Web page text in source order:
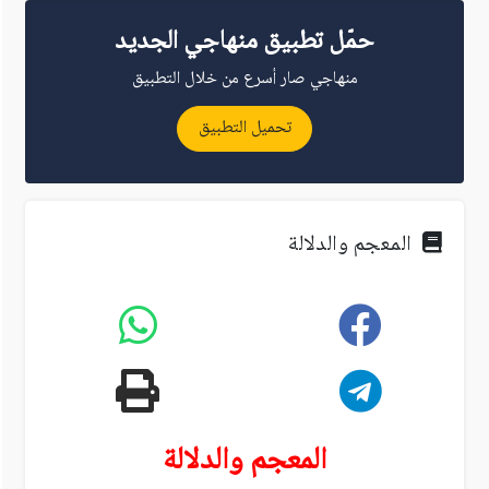
حمّل تطبيق منهاجي الجديد
منهاجي صار أسرع من خلال التطبيق
تحميل التطبيق
المعجم والدلالة
المعجم والدلالة